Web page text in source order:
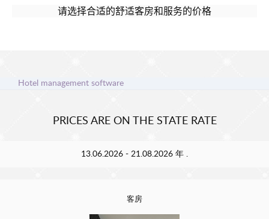
请选择合适的舒适客房和服务的价格
Hotel management software
PRICES ARE ON THE STATE RATE
13.06.2026 - 21.08.2026 年 .
客房